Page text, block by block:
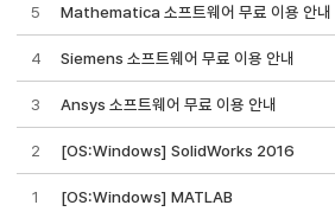
5 Mathematica 소프트웨어 무료 이용 안내
4 Siemens 소프트웨어 무료 이용 안내
3 Ansys 소프트웨어 무료 이용 안내
2 [OS:Windows] SolidWorks 2016
1 [OS:Windows] MATLAB